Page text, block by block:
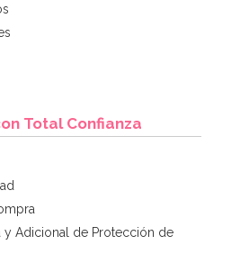
Total Confianza
y Adicional de Protección de